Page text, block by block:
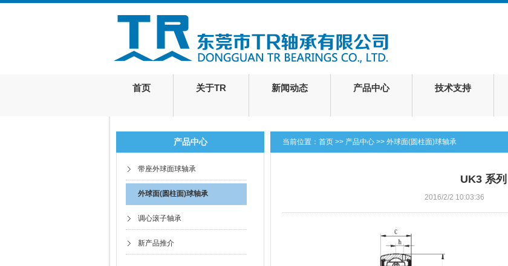
首页 关于TR 新闻动态 产品中心 技术支持
产品中心
带座外球面球轴承
外球面(圆柱面)球轴承
调心滚子轴承
新产品推介
当前位置： 首页 >> 产品中心 >> 外球面(圆柱面)球轴承
UK3 系列
2016/2/2 10:03:36